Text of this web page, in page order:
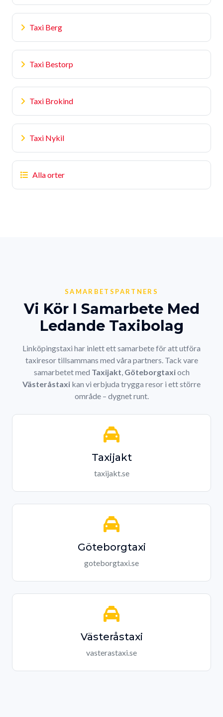
Taxi Berg
Taxi Bestorp
Taxi Brokind
Taxi Nykil
Alla orter
SAMARBETSPARTNERS
Vi Kör I Samarbete Med
Ledande Taxibolag
Linköpingstaxi har inlett ett samarbete för att utföra
taxiresor tillsammans med våra partners. Tack vare
samarbetet med Taxijakt, Göteborgtaxioch
Västeråstaxi kan vi erbjuda trygga resor i ett större
område – dygnet runt.
Taxijakt
taxijakt.se
Göteborgtaxi
goteborgtaxi.se
Västeråstaxi
vasterastaxi.se